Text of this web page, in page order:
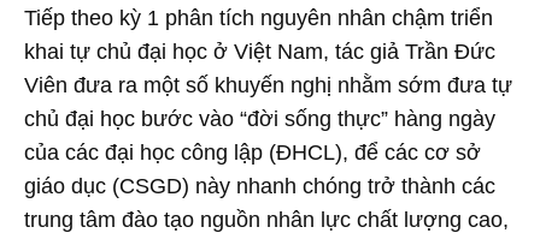
Tiếp theo kỳ 1 phân tích nguyên nhân chậm triển
khai tự chủ đại học ở Việt Nam, tác giả Trần Đức
Viên đưa ra một số khuyến nghị nhằm sớm đưa tự
chủ đại học bước vào “đời sống thực” hàng ngày
của các đại học công lập (ĐHCL), để các cơ sở
giáo dục (CSGD) này nhanh chóng trở thành các
trung tâm đào tạo nguồn nhân lực chất lượng cao,